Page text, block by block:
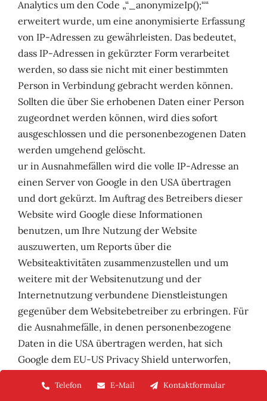
Analytics um den Code „“_anonymizeIp();““
erweitert wurde, um eine anonymisierte Erfassung
von IP-Adressen zu gewährleisten. Das bedeutet,
dass IP-Adressen in gekürzter Form verarbeitet
werden, so dass sie nicht mit einer bestimmten
Person in Verbindung gebracht werden können.
Sollten die über Sie erhobenen Daten einer Person
zugeordnet werden können, wird dies sofort
ausgeschlossen und die personenbezogenen Daten
werden umgehend gelöscht.
ur in Ausnahmefällen wird die volle IP-Adresse an
einen Server von Google in den USA übertragen
und dort gekürzt. Im Auftrag des Betreibers dieser
Website wird Google diese Informationen
benutzen, um Ihre Nutzung der Website
auszuwerten, um Reports über die
Websiteaktivitäten zusammenzustellen und um
weitere mit der Websitenutzung und der
Internetnutzung verbundene Dienstleistungen
gegenüber dem Websitebetreiber zu erbringen. Für
die Ausnahmefälle, in denen personenbezogene
Daten in die USA übertragen werden, hat sich
Google dem EU-US Privacy Shield unterworfen,
Framework.
Telefon E-Mail Kontaktformular